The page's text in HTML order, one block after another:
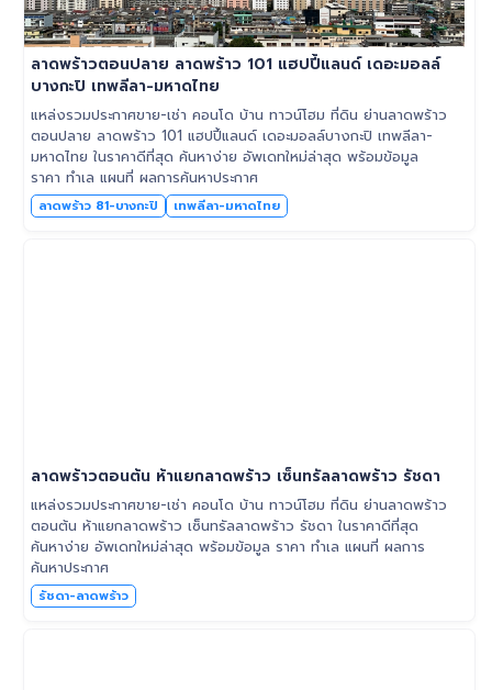
ลาดพร้าวตอนปลาย ลาดพร้าว 101 แฮปปี้แลนด์ เดอะมอลล์
บางกะปิ เทพลีลา-มหาดไทย
แหล่งรวมประกาศขาย-เช่า คอนโด บ้าน ทาวน์โฮม ที่ดิน ย่านลาดพร้าว
ตอนปลาย ลาดพร้าว 101 แฮปปี้แลนด์ เดอะมอลล์บางกะปิ เทพลีลา-
มหาดไทย ในราคาดีที่สุด ค้นหาง่าย อัพเดทใหม่ล่าสุด พร้อมข้อมูล
ราคา ทำเล แผนที่ ผลการค้นหาประกาศ
ลาดพร้าว 81-บางกะปิ เทพลีลา-มหาดไทย
ลาดพร้าวตอนต้น ห้าแยกลาดพร้าว เซ็นทรัลลาดพร้าว รัชดา
แหล่งรวมประกาศขาย-เช่า คอนโด บ้าน ทาวน์โฮม ที่ดิน ย่านลาดพร้าว
ตอนต้น ห้าแยกลาดพร้าว เซ็นทรัลลาดพร้าว รัชดา ในราคาดีที่สุด
ค้นหาง่าย อัพเดทใหม่ล่าสุด พร้อมข้อมูล ราคา ทำเล แผนที่ ผลการ
ค้นหาประกาศ
รัชดา-ลาดพร้าว